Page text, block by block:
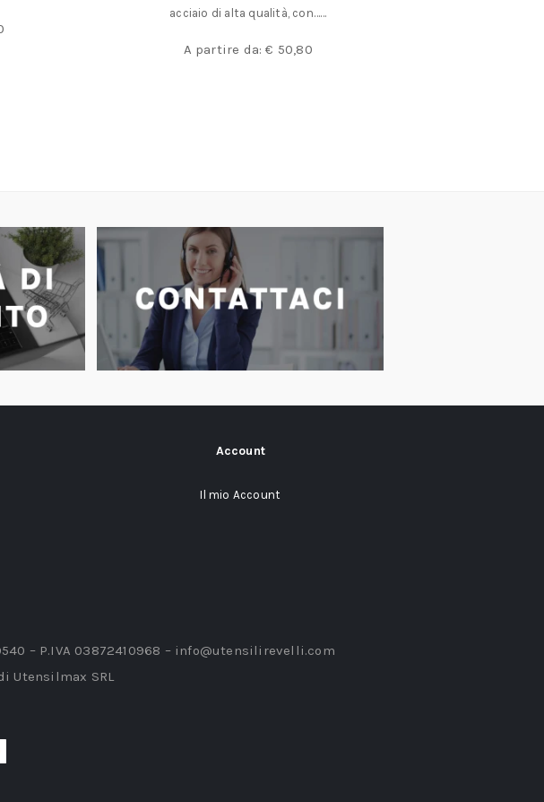
acciaio di alta qualità, con……
A partire da:€ 50,80
Account
Il mio Account
– P.IVA 03872410968 – info@utensilirevelli.com
Utensilmax SRL